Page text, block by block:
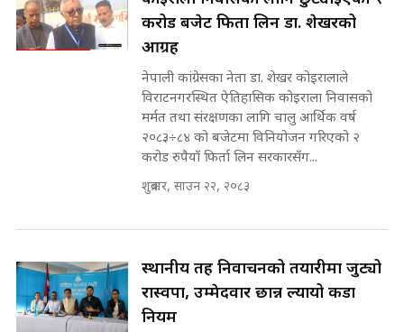
कहिले बन्ला चक्रपथ ? विस्तार कार्यमा
किन भइरहेछ ढिलाइ ?The Ring Road
Expansion Dilemma |
SIDHAKURA |
पटकपटक भावुक बने गृहमन्त्री सुदन
भूमिसुधार मन्त्रीलाई जोगाइदै ! ||
SIDHAKURA ||
७८ लाख घुस खाने मन्त्री ! जोगाउने
प्रधानमन्त्री ? || SIDHAKURA ||
SIDHAKURA INVESTIGATION
||
SIDHAKURA |
करोड बजेट फिर्ता लिन डा. शेखरको
आग्रह
नेपाली कांग्रेसका नेता डा. शेखर कोइरालाले
विराटनगरस्थित ऐतिहासिक कोइराला निवासको
मर्मत तथा संरक्षणका लागि चालु आर्थिक वर्ष
२०८३÷८४ को बजेटमा विनियोजन गरिएको २
करोड रुपैयाँ फिर्ता लिन सरकारसँग...
शुक्रबार, साउन २२, २०८३
स्थानीय तह निर्वाचनको तयारीमा जुट्यो
रास्वपा, उम्मेदवार छान्न ल्यायो कडा
नियम